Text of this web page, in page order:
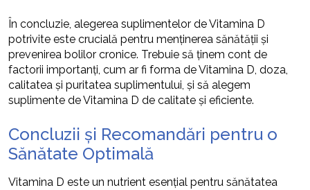
În concluzie, alegerea suplimentelor de Vitamina D
potrivite este crucială pentru menținerea sănătății și
prevenirea bolilor cronice. Trebuie să ținem cont de
factorii importanți, cum ar fi forma de Vitamina D, doza,
calitatea și puritatea suplimentului, și să alegem
suplimente de Vitamina D de calitate și eficiente.
Concluzii și Recomandări pentru o
Sănătate Optimală
Vitamina D este un nutrient esențial pentru sănătatea